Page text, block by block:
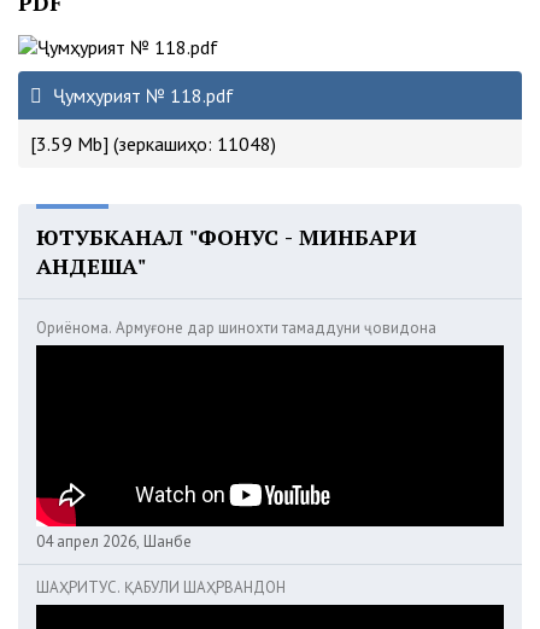
Ҷумҳурият № 118.pdf
[3.59 Mb] (зеркашиҳо: 11048)
ЮТУБКАНАЛ "ФОНУС - МИНБАРИ
АНДЕША"
Ориёнома. Армуғоне дар шинохти тамаддуни ҷовидона
04 апрел 2026, Шанбе
ШАҲРИТУС. ҚАБУЛИ ШАҲРВАНДОН